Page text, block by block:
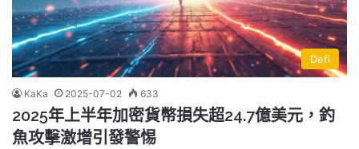
Defi
KaKa 2025-07-02 633
2025年上半年加密貨幣損失超24.7億美元，釣
魚攻擊激增引發警惕